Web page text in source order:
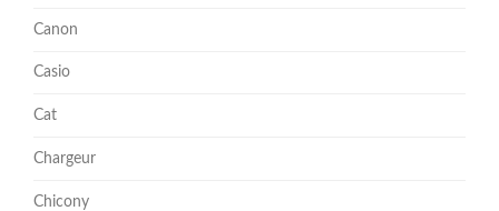
Canon
Casio
Cat
Chargeur
Chicony